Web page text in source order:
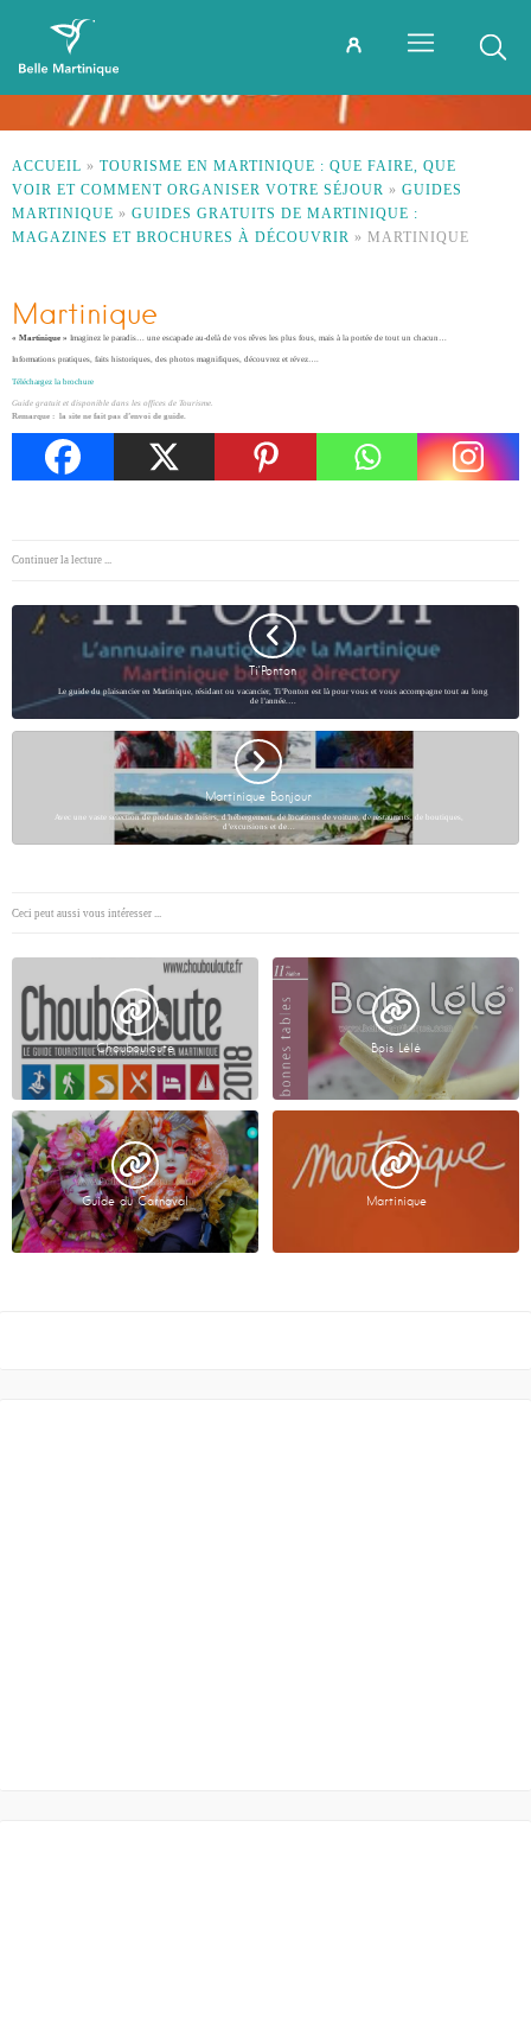
ACCUEIL » TOURISME EN MARTINIQUE : QUE FAIRE, QUE
VOIR ET COMMENT ORGANISER VOTRE SÉJOUR » GUIDES
MARTINIQUE » GUIDES GRATUITS DE MARTINIQUE :
MAGAZINES ET BROCHURES À DÉCOUVRIR » MARTINIQUE
Martinique
« Martinique » Imaginez le paradis… une escapade au-delà de vos rêves les plus fous, mais à la portée de tout un chacun…
Informations pratiques, faits historiques, des photos magnifiques, découvrez et révez….
Téléchargez la brochure
Guide gratuit et disponible dans les offices de Tourisme.
Remarque : la site ne fait pas d’envoi de guide.
Continuer la lecture ...
Ti’Ponton
Le guide du plaisancier en Martinique, résidant ou vacancier, Ti’Ponton est là pour vous et vous accompagne tout au long
de l’année.…
Martinique Bonjour
Avec une vaste sélection de produits de loisirs, d’hébergement, de locations de voiture, de restaurants, de boutiques,
d’excursions et de…
Ceci peut aussi vous intéresser ...
Choubouloute Bois Lélé
Guide du Carnaval Martinique